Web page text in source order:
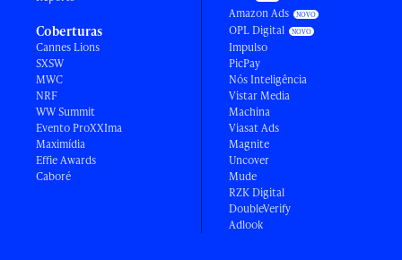
Coberturas
Cannes Lions
SXSW
MWC
NRF
WW Summit
Evento ProXXIma
Maximídia
Effie Awards
Caboré
Amazon Ads
OPL Digital
Impulso
PicPay
Nós Inteligência
Vistar Media
Machina
Viasat Ads
Magnite
Uncover
Mude
RZK Digital
DoubleVerify
Adlook